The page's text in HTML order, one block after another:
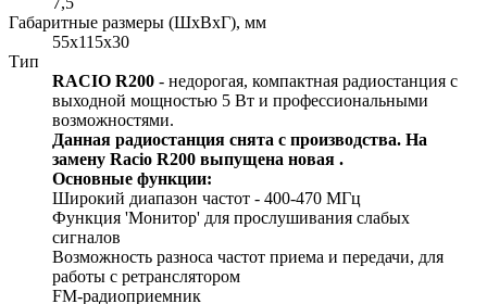
Габаритные размеры (ШхВхГ), мм
55x115x30
Тип
RACIO R200 - недорогая, компактная радиостанция с
выходной мощностью 5 Вт и профессиональными
возможностями.
Данная радиостанция снята с производства. На
замену Racio R200 выпущена новая .
Основные функции:
Широкий диапазон частот - 400-470 МГц
Функция 'Монитор' для прослушивания слабых
сигналов
Возможность разноса частот приема и передачи, для
работы с ретранслятором
FM-радиоприемник